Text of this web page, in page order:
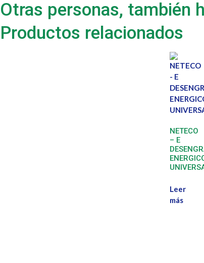
Otras personas, también
Productos relacionados
NETECO
– E
Leer
más